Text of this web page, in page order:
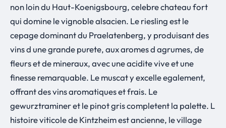
non loin du Haut-Koenigsbourg, celebre chateau fort
qui domine le vignoble alsacien. Le riesling est le
cepage dominant du Praelatenberg, y produisant des
vins d une grande purete, aux aromes d agrumes, de
fleurs et de mineraux, avec une acidite vive et une
finesse remarquable. Le muscat y excelle egalement,
offrant des vins aromatiques et frais. Le
gewurztraminer et le pinot gris completent la palette. L
histoire viticole de Kintzheim est ancienne, le village